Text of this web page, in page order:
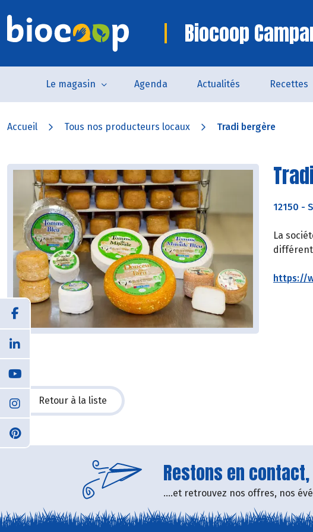
Biocoop
Le magasin Agenda Actualités Recettes
Accueil Tous nos producteurs locaux Tradi bergère
12150 -
La
https://
Retour à la liste
Restons en
....et retrouvez nos offres, nos